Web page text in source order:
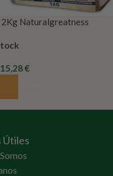
2Kg Naturalgreatness
15,28€
Al Carrito
Útiles